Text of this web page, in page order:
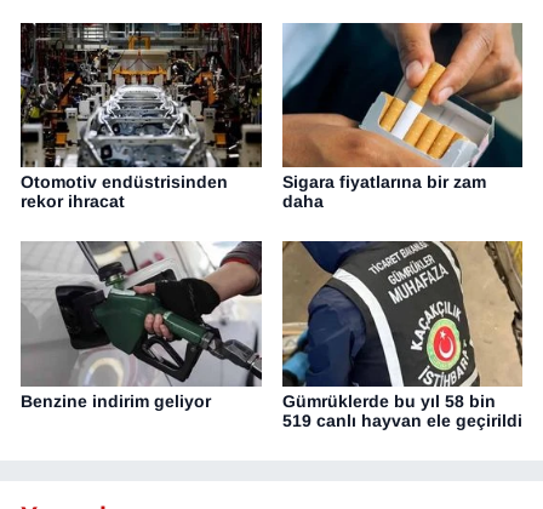
Otomotiv endüstrisinden
rekor ihracat
Sigara fiyatlarına bir zam
daha
Benzine indirim geliyor
Gümrüklerde bu yıl 58 bin
519 canlı hayvan ele geçirildi